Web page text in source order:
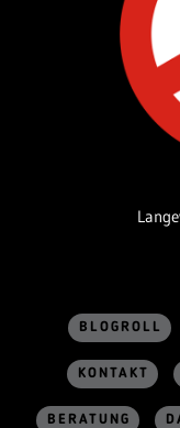
BLOGROLL
KONTAKT
BERATUNG